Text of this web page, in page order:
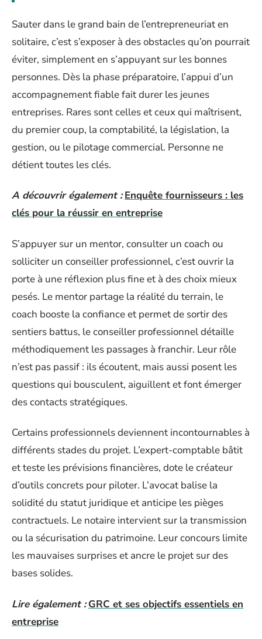
Sauter dans le grand bain de l’entrepreneuriat en
solitaire, c’est s’exposer à des obstacles qu’on pourrait
éviter, simplement en s’appuyant sur les bonnes
personnes. Dès la phase préparatoire, l’appui d’un
accompagnement fiable fait durer les jeunes
entreprises. Rares sont celles et ceux qui maîtrisent,
du premier coup, la comptabilité, la législation, la
gestion, ou le pilotage commercial. Personne ne
détient toutes les clés.
A découvrir également : Enquête fournisseurs : les
clés pour la réussir en entreprise
S’appuyer sur un mentor, consulter un coach ou
solliciter un conseiller professionnel, c’est ouvrir la
porte à une réflexion plus fine et à des choix mieux
pesés. Le mentor partage la réalité du terrain, le
coach booste la confiance et permet de sortir des
sentiers battus, le conseiller professionnel détaille
méthodiquement les passages à franchir. Leur rôle
n’est pas passif : ils écoutent, mais aussi posent les
questions qui bousculent, aiguillent et font émerger
des contacts stratégiques.
Certains professionnels deviennent incontournables à
différents stades du projet. L’expert-comptable bâtit
et teste les prévisions financières, dote le créateur
d’outils concrets pour piloter. L’avocat balise la
solidité du statut juridique et anticipe les pièges
contractuels. Le notaire intervient sur la transmission
ou la sécurisation du patrimoine. Leur concours limite
les mauvaises surprises et ancre le projet sur des
bases solides.
Lire également : GRC et ses objectifs essentiels en
entreprise